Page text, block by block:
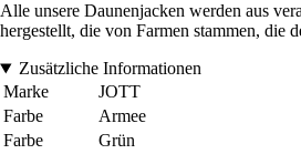
Alle unsere Daunenjacken werden aus
hergestellt, die von Farmen stammen, die
Zusätzliche Informationen
Marke
JOTT
Farbe
Armee
Farbe
Grün